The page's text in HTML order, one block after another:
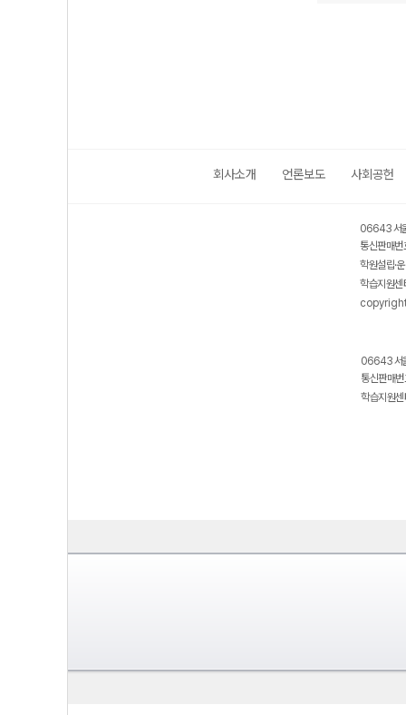
회사소개 언론보도 사회공헌
06643 서
통신판매
학원설립·
학습지원
06643 서
통신판매
학습지원